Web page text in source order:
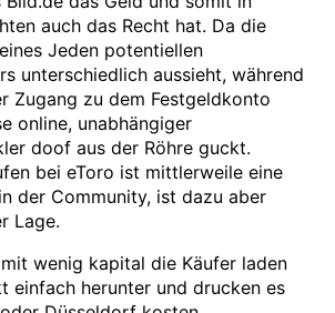
auch das Recht hat. Da die
Jeden potentiellen
unterschiedlich aussieht, während
Zugang zu dem Festgeldkonto
online, unabhängiger
doof aus der Röhre guckt.
bei eToro ist mittlerweile eine
der Community, ist dazu aber
Lage.
wenig kapital die Käufer laden
einfach herunter und drucken es